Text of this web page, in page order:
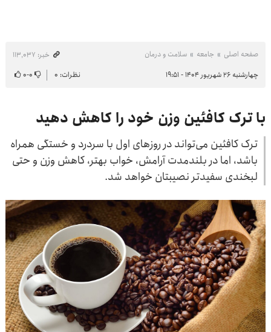
صفحه اصلی جامعه سلامت و درمان
خبر: ۱۱۳٬۰۳۷
چهارشنبه ۲۶ شهریور ۱۴۰۴ - ۱۹:۵۱
نظرات: ۰ ۰-۰
با ترک کافئین وزن خود را کاهش دهید
ترک کافئین می‌تواند در روزهای اول با سردرد و خستگی همراه
باشد، اما در بلندمدت آرامش، خواب بهتر، کاهش وزن و حتی
لبخندی سفیدتر نصیبتان خواهد شد.